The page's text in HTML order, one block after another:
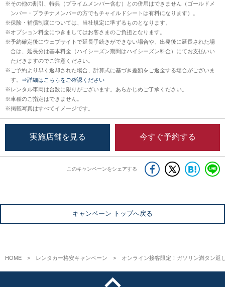
※その他の割引、特典（プライムメンバー含む）との併用はできません（ゴールドメ
ンバー・プラチナメンバーの方でもチャイルドシートは有料になります）。
※保険・補償制度については、当社規定に準ずるものとなります。
※オプション料金につきましてはお客さまのご負担となります。
※予約確定後にウェブサイトで延長手続きができない場合や、出発後に延長された場
合は、延長分は基本料金（ハイシーズン期間はハイシーズン料金）にてお支払いい
ただきますのでご注意ください。
※ ご予約より早く返却された場合、計算式に基づき差額をご返金する場合がございま
す。 ⇒詳細はこちらをご確認ください
※レンタル車両は台数に限りがございます。あらかじめご了承ください。
※車種のご指定はできません。
※掲載写真はすべてイメージです。
実施店舗を見る 今すぐ予約する
このキャンペーンをシェアする
キャンペーン トップへ戻る
HOME レンタカー格安キャンペーン オンライン接客限定！ガソリン満タン返